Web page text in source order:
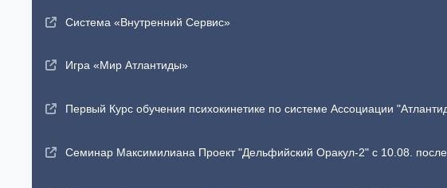
Система «Внутренний Сервис»
Игра «Мир Атлантиды»
Первый Курс обучения психокинетике по системе Ассоциации
Семинар Максимилиана Проект "Дельфийский Оракул-2" с 10.08. после